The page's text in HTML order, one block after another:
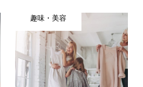
趣味・美容